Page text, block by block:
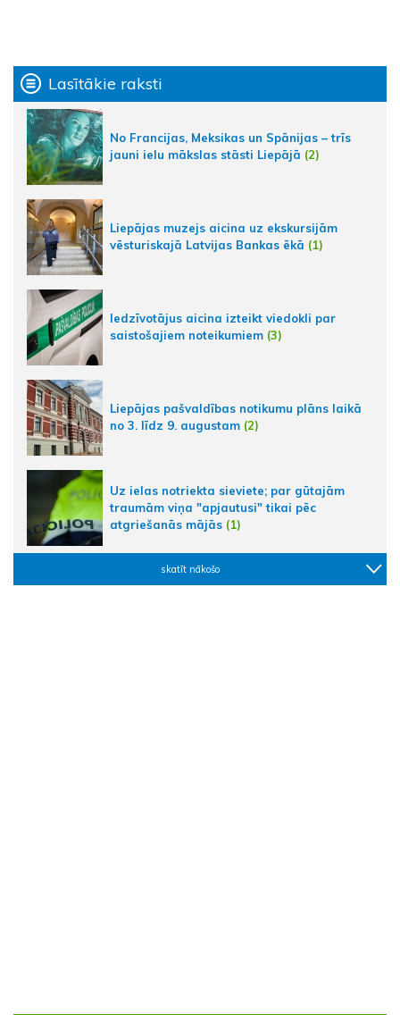
Lasītākie raksti
No Francijas, Meksikas un Spānijas – trīs
jauni ielu mākslas stāsti Liepājā (2)
Liepājas muzejs aicina uz ekskursijām
vēsturiskajā Latvijas Bankas ēkā (1)
Iedzīvotājus aicina izteikt viedokli par
saistošajiem noteikumiem (3)
Liepājas pašvaldības notikumu plāns laikā
no 3. līdz 9. augustam (2)
Uz ielas notriekta sieviete; par gūtajām
traumām viņa "apjautusi" tikai pēc
atgriešanās mājās (1)
skatīt nākošo